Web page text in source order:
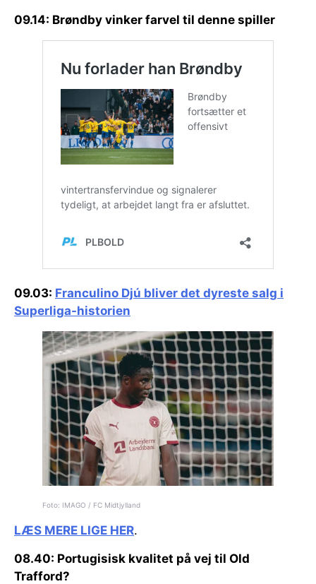
09.14: Brøndby vinker farvel til denne spiller
09.03: Franculino Djú bliver det dyreste salg i
Superliga-historien
Foto: IMAGO / FC Midtjylland
LÆS MERE LIGE HER.
08.40: Portugisisk kvalitet på vej til Old
Trafford?